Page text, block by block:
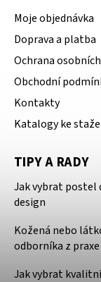
Moje objednávka
Doprava a platba
Ochrana
Obchodní
Kontakty
Katalogy ke
TIPY A RADY
Jak vybrat postel
design
Kožená nebo
odborníka z praxe
Jak vybrat